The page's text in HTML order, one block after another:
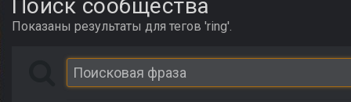
Поиск сообщества
Показаны результаты для тегов 'ring'.